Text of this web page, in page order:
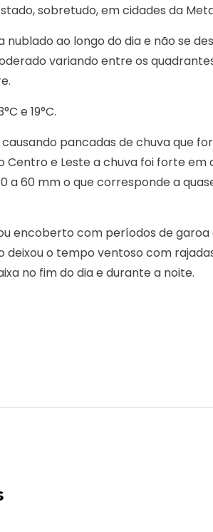
sobretudo, em cidades da
nublado ao longo do dia e não se
variando entre os
e 19°C.
pancadas de chuva que
Centro e Leste a chuva foi forte
a 60 mm o que corresponde a
encoberto com períodos de
deixou o tempo ventoso com
no fim do dia e durante a noite.